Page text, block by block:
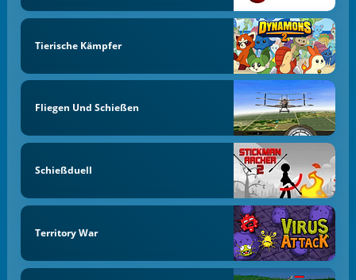
Tierische Kämpfer
Fliegen Und Schießen
Schießduell
Territory War